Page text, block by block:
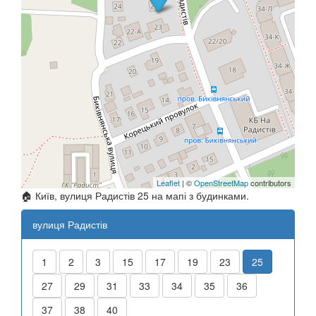
Leaflet | ©OpenStreetMapcontributors
🏠 Київ, вулиця Радистів 25 на мапі з будинками.
вулиця Радистів
1 2 3 15 17 19 23
25
27
29 31 33 34 35
36
37
38 40